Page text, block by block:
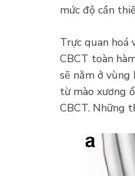
mức độ cần
Trực quan hoá
CBCT toàn
sẽ nằm ở vùng
từ mào xương
CBCT. Những